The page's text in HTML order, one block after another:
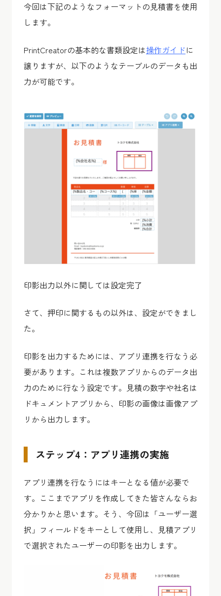
今回は下記のようなフォーマットの見積書を使用
します。
PrintCreatorの基本的な書類設定は操作ガイドに
譲りますが、以下のようなテーブルのデータも出
力が可能です。
印影出力以外に関しては設定完了
さて、押印に関するもの以外は、設定ができまし
た。
印影を出力するためには、アプリ連携を行なう必
要があります。これは複数アプリからのデータ出
力のために行なう設定です。見積の数字や社名は
ドキュメントアプリから、印影の画像は画像アプ
リから出力します。
ステップ4：アプリ連携の実施
アプリ連携を行なうにはキーとなる値が必要で
す。ここまでアプリを作成してきた皆さんならお
分かりかと思います。そう、今回は「ユーザー選
択」フィールドをキーとして使用し、見積アプリ
で選択されたユーザーの印影を出力します。